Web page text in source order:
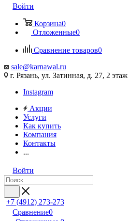
Войти
Корзина0
Отложенные0
Сравнение товаров0
sale@karnawal.ru
г. Рязань, ул. Затинная, д. 27, 2 этаж
Instagram
Акции
Услуги
Как купить
Компания
Контакты
...
Войти
+7 (4912) 273-273
Сравнение0